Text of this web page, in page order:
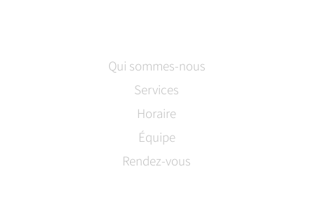
Qui sommes-nous
Services
Horaire
Équipe
Rendez-vous